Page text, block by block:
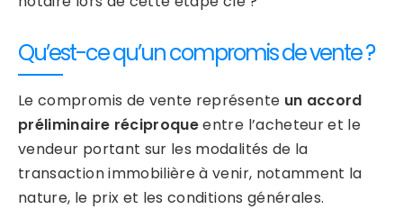
Qu’est-ce qu’un compromis de vente ?
Le compromis de vente représente un accord
préliminaire réciproqueentre l’acheteur et le
vendeur portant sur les modalités de la
transaction immobilière à venir, notamment la
nature, le prix et les conditions générales.